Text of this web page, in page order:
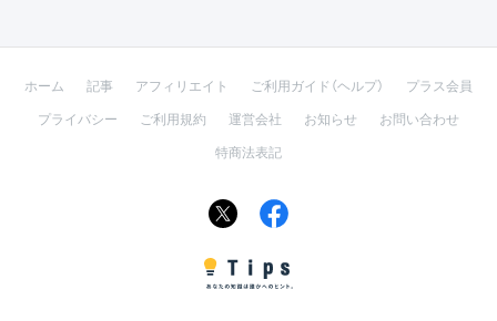
ホーム 記事 アフィリエイト ご利用ガイド（ヘルプ）
プラス会員
プライバシー
ご利用規約 運営会社 お知らせ
お問い合わせ
特商法表記